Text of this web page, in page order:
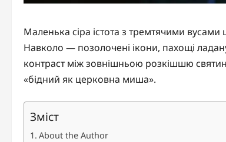
Маленька сіра істота з тремтячими
Навколо — позолочені ікони, пахощі
контраст між зовнішньою розкішшю
«бідний як церковна миша».
Зміст
About the Author